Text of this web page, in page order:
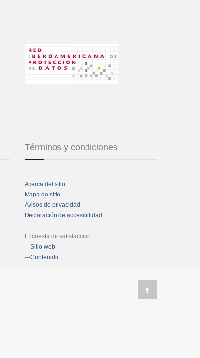
Términos y condiciones
Acerca del sitio
Mapa de sitio
Avisos de privacidad
Declaración de accesibilidad
Encuesta de satisfacción:
---Sitio web
---Contenido